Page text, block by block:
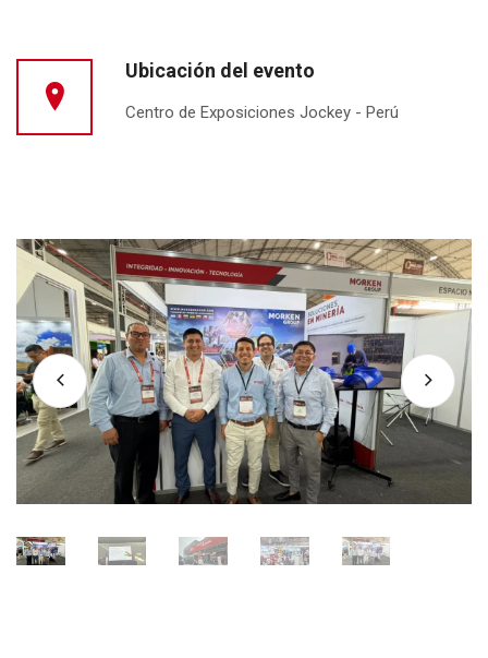
Ubicación del evento
Centro de Exposiciones Jockey - Perú